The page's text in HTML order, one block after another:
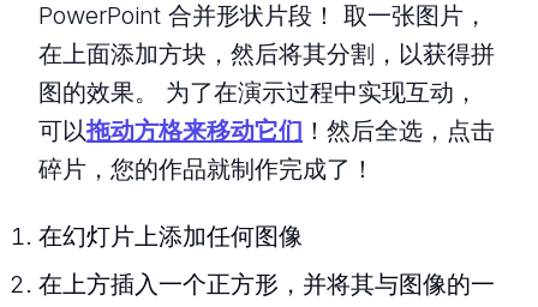
PowerPoint 合并形状片段！ 取一张图片，
在上面添加方块，然后将其分割，以获得拼
图的效果。 为了在演示过程中实现互动，
可以拖动方格来移动它们 ！然后全选，点击
碎片，您的作品就制作完成了！
在幻灯片上添加任何图像
在上方插入一个正方形，并将其与图像的一